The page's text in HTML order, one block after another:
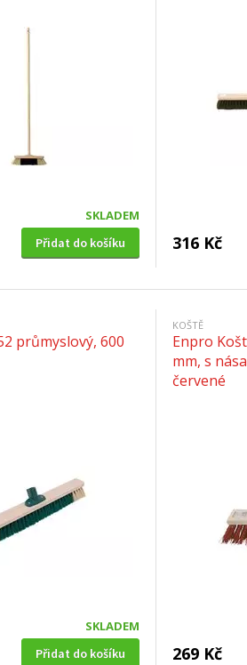
SKLADEM
Přidat do košíku 316 Kč
průmyslový, 600
SKLADEM
Přidat do košíku
KOŠTĚ
Enpro
mm, s
červené
269 Kč